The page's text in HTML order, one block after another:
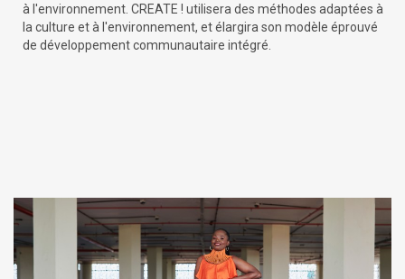
à l'environnement. CREATE ! utilisera des méthodes adaptées à
la culture et à l'environnement, et élargira son modèle éprouvé
de développement communautaire intégré.